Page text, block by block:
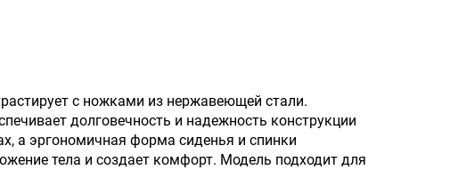
с ножками из нержавеющей стали.
долговечность и надежность конструкции
а эргономичная форма сиденья и спинки
тела и создает комфорт. Модель подходит для